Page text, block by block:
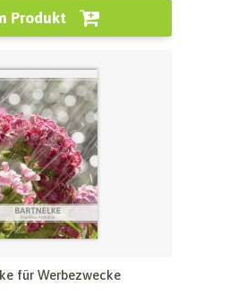
Produkt
für Werbezwecke